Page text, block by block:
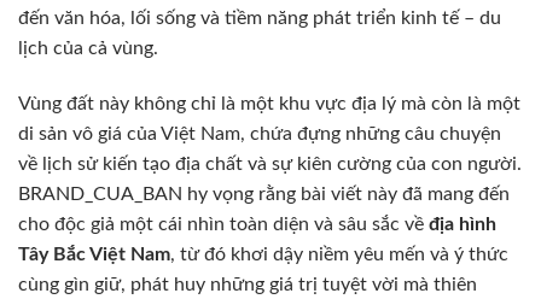
đến văn hóa, lối sống và tiềm năng phát triển kinh tế – du
lịch của cả vùng.
Vùng đất này không chỉ là một khu vực địa lý mà còn là một
di sản vô giá của Việt Nam, chứa đựng những câu chuyện
về lịch sử kiến tạo địa chất và sự kiên cường của con người.
BRAND_CUA_BAN hy vọng rằng bài viết này đã mang đến
cho độc giả một cái nhìn toàn diện và sâu sắc về địa hình
Tây Bắc Việt Nam, từ đó khơi dậy niềm yêu mến và ý thức
cùng gìn giữ, phát huy những giá trị tuyệt vời mà thiên